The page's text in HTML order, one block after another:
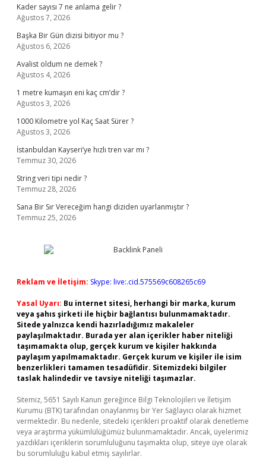
Kader sayısı 7 ne anlama gelir ?
Ağustos 7, 2026
Başka Bir Gün dizisi bitiyor mu ?
Ağustos 6, 2026
Avalist oldum ne demek ?
Ağustos 4, 2026
1 metre kumaşın eni kaç cm’dir ?
Ağustos 3, 2026
1000 Kilometre yol Kaç Saat Sürer ?
Ağustos 3, 2026
İstanbuldan Kayseri’ye hızlı tren var mı ?
Temmuz 30, 2026
String veri tipi nedir ?
Temmuz 28, 2026
Sana Bir Sır Vereceğim hangi diziden uyarlanmıştır ?
Temmuz 25, 2026
Reklam ve İletişim: Skype: live:.cid.575569c608265c69
Yasal Uyarı: Bu internet sitesi, herhangi bir marka, kurum
veya şahıs şirketi ile hiçbir bağlantısı bulunmamaktadır.
Sitede yalnızca kendi hazırladığımız makaleler
paylaşılmaktadır. Burada yer alan içerikler haber niteliği
taşımamakta olup, gerçek kurum ve kişiler hakkında
paylaşım yapılmamaktadır. Gerçek kurum ve kişiler ile isim
benzerlikleri tamamen tesadüfidir. Sitemizdeki bilgiler
taslak halindedir ve tavsiye niteliği taşımazlar.
Sitemiz, 5651 Sayılı Kanun gereğince Bilgi Teknolojileri ve İletişim
Kurumu (BTK) tarafından onaylanmış bir Yer Sağlayıcı olarak hizmet
vermektedir. Bu nedenle, sitedeki içerikleri proaktif olarak denetleme
veya araştırma yükümlülüğümüz bulunmamaktadır. Ancak, üyelerimiz
yazdıkları içeriklerin sorumluluğunu taşımakta olup, siteye üye olarak
bu sorumluluğu kabul etmiş sayılırlar.